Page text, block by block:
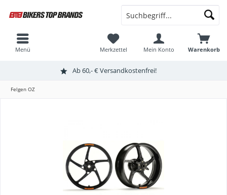
Ab 60,- € Versandkostenfrei!
Warenkorb
Merkzettel Mein Konto
Menü
Felgen OZ